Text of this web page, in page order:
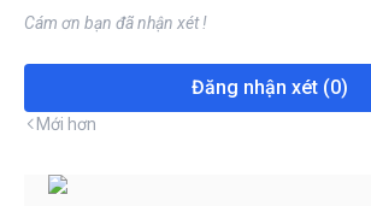
Cám ơn bạn đã nhận xét !
Đăng nhận xét (0)
Mới hơn